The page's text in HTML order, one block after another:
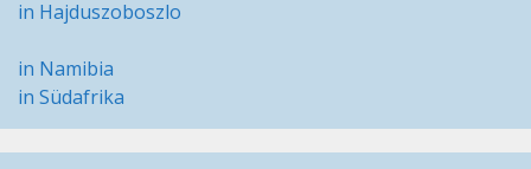
in Hajduszoboszlo
in Namibia
in Südafrika